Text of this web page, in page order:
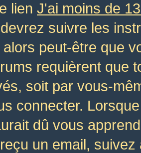
lien J'ai moins de
suivre les
peut-être que
requièrent que
soit par vous-
connecter.
dû vous
un email,